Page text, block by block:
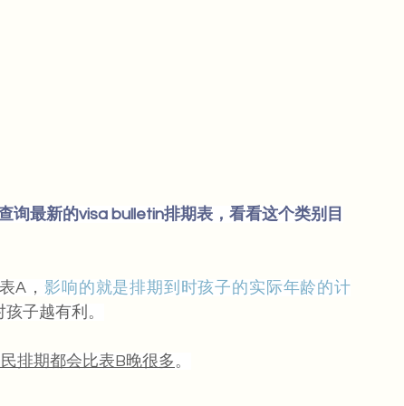
询最新的visa bulletin排期表，看看这个类别目
A，影响的就是排期到时孩子的实际年龄的计
子越有利。
排期都会比表B晚很多 。